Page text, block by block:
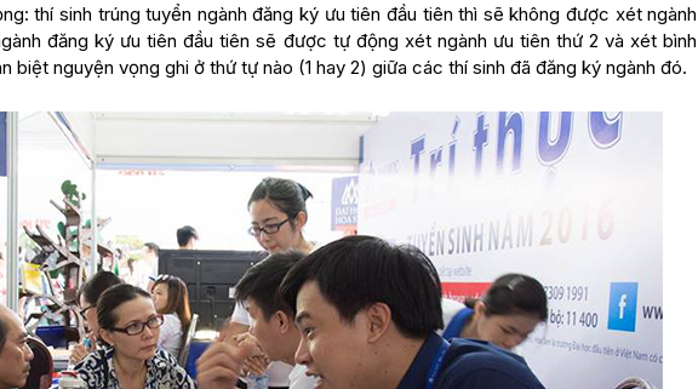
thí sinh trúng tuyển ngành đăng ký ưu tiên đầu tiên thì sẽ không được xét ngành
đăng ký ưu tiên đầu tiên sẽ được tự động xét ngành ưu tiên thứ 2 và xét bình
biệt nguyện vọng ghi ở thứ tự nào (1 hay 2) giữa các thí sinh đã đăng ký ngành đó.